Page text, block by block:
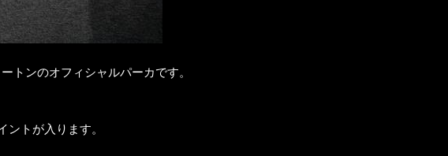
トンのオフィシャルパーカです。
トが入ります。